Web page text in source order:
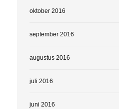
oktober 2016
september 2016
augustus 2016
juli 2016
juni 2016